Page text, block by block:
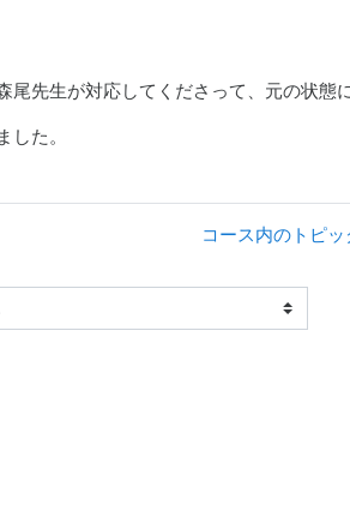
先生が対応してくださって、元の状態
た。
コース内のトピ
てください．